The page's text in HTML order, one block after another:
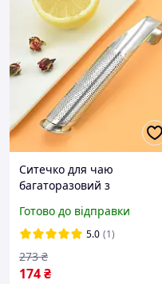
Ситечко для чаю
багаторазовий з
Компактний заварник у
вигляді ложки
Готово до відправки
5.0 (1)
174₴
273 ₴